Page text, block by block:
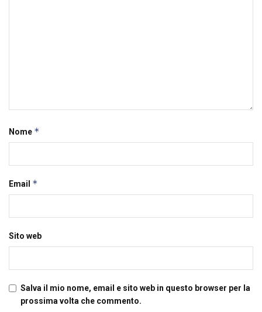
Nome *
Email *
Sito web
Salva il mio nome, email e sito web in questo browser per la
prossima volta che commento.